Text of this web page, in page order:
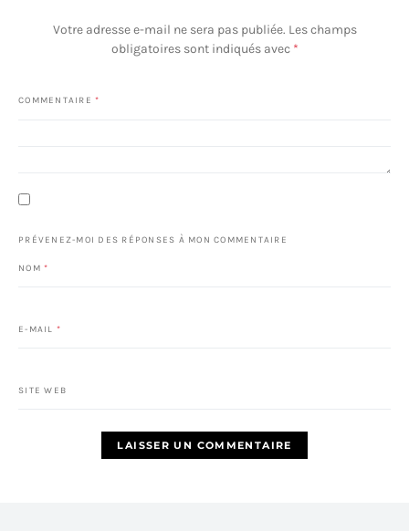
Votre adresse e-mail ne sera pas publiée. Les champs
obligatoires sont indiqués avec *
COMMENTAIRE *
PRÉVENEZ-MOI DES RÉPONSES À MON COMMENTAIRE
NOM *
E-MAIL *
SITE WEB